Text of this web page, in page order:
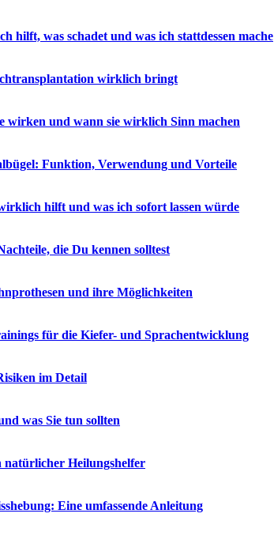
hilft, was schadet und was ich stattdessen mache
wirklich bringt
wirken und wann sie wirklich Sinn machen
Funktion, Verwendung und Vorteile
hilft und was ich sofort lassen würde
die Du kennen solltest
und ihre Möglichkeiten
für die Kiefer- und Sprachentwicklung
im Detail
was Sie tun sollten
natürlicher Heilungshelfer
Eine umfassende Anleitung